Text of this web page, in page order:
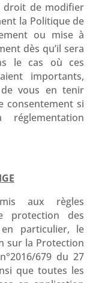
droit de modifier
la Politique de
ou mise à
dès qu’il sera
le cas où ces
importants,
vous en tenir
consentement si
aux règles
protection des
particulier, le
sur la Protection
679 du 27
que toutes les